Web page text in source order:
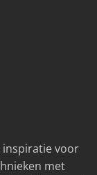
inspiratie voor
met